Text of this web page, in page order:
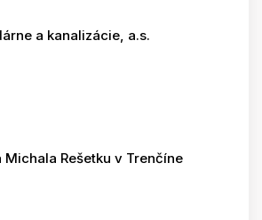
a kanalizácie, a.s.
Rešetku v Trenčíne